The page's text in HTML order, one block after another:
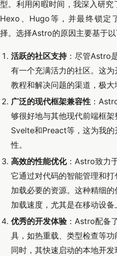
型。利用闲暇时间，我深入研究
Hexo、Hugo等，并最终锁定
择。选择Astro的原因主要基于以
活跃的社区支持：尽管Astro
有一个充满活力的社区。这为
教程和解决问题的渠道，极大
广泛的现代框架兼容性：
够很好地与其他现代前端框架
Svelte和Preact等，这为我
性。
高效的性能优化：Astro致力
它通过对代码的智能管理和
加载必要的资源。这种精细
加载速度，尤其是在移动设备
优秀的开发体验：Astro配备
具，如热重载、类型检查等功
同时，其快速启动的本地开